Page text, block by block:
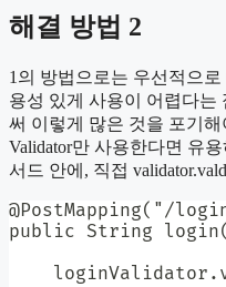
해결 방법 2
1의 방법으로는 우선적으
용성 있게 사용이 어렵다는
써 이렇게 많은 것을 포기
Validator만 사용한다면 유
서드 안에, 직접
@PostMapping("/
public String